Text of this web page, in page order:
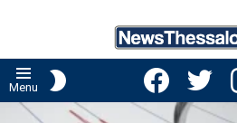
Menu
facebooktwitter
LATEST